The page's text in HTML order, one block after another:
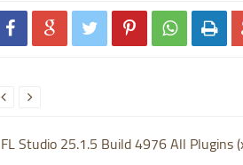
     
FL Studio 25.1.5 Build 4976 All Plugins
 